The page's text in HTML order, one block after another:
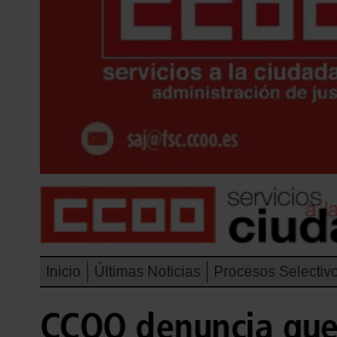
Inicio Últimas Noticias Procesos
CCOO denuncia